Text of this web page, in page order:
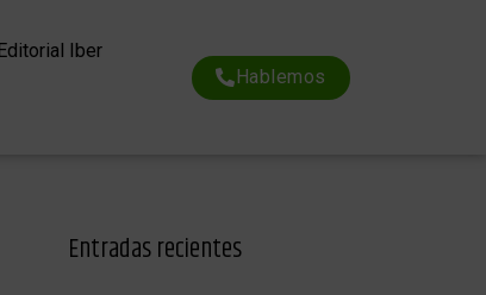
Editorial Iber
Hablemos
Entradas recientes